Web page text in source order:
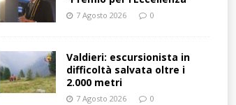
7 Agosto 2026 0
Valdieri: escursionista in
difficoltà salvata oltre i
2.000 metri
7 Agosto 2026 0